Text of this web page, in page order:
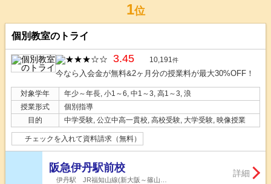
1位
個別教室のトライ
3.45 10,191件
今なら入会金が無料&2ヶ月分の授業料が最大30%OFF！
対象学年
年少～年長, 小1～6, 中1～3, 高1～3, 浪
授業形式
個別指導
目的
中学受験, 公立中高一貫校, 高校受験, 大学受験, 映像授業
チェックを入れて資料請求（無料）
阪急伊丹駅前校
伊丹駅 JR福知山線(新大阪～篠山…
詳細